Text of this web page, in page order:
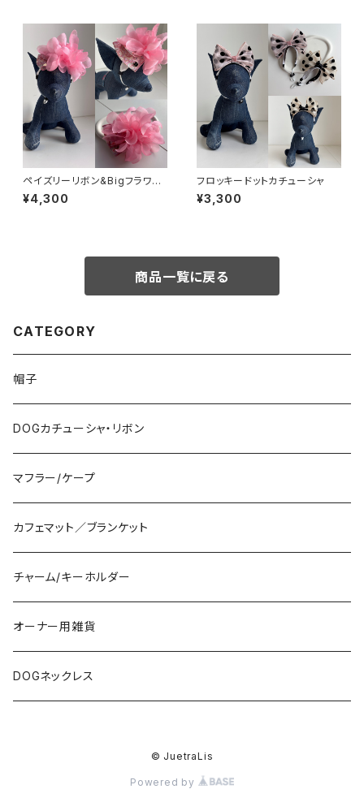
ペイズリーリボン&Bigフラワー
カチューシャ
¥4,300
フロッキードットカチューシャ
¥3,300
商品一覧に戻る
CATEGORY
帽子
DOGカチューシャ・リボン
マフラー/ケープ
カフェマット／ブランケット
チャーム/キーホルダー
オーナー用雑貨
DOGネックレス
© JuetraLis
Powered by